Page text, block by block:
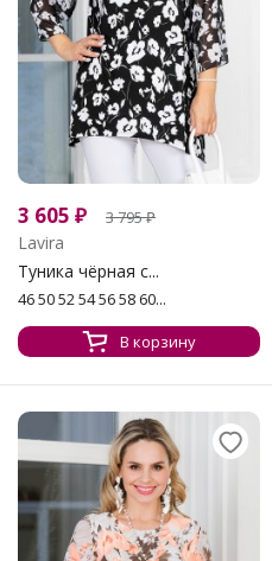
3 605 ₽ 3 795₽
Lavira
Туника чёрная с...
46 50 52 54 56 58 60...
В корзину